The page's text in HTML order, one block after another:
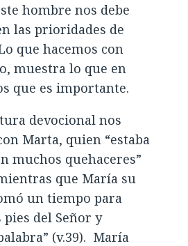
hombre nos debe
las prioridades de
que hacemos con
muestra lo que en
que es importante.
devocional nos
Marta, quien “estaba
muchos quehaceres”
que María su
un tiempo para
pies del Señor y
(v.39). María